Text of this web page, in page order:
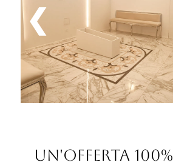
❮
Un'offerta 100%